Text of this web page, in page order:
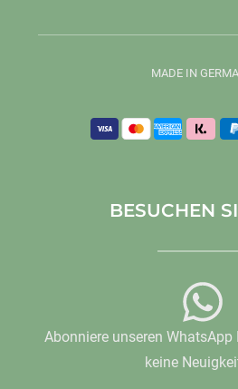
MADE IN
BESUCHEN
Abonniere unseren
keine